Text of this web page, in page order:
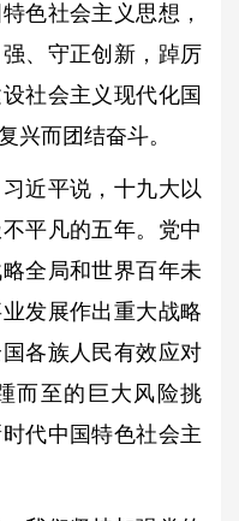
色社会主义思想，
、守正创新，踔厉
社会主义现代化国
兴而团结奋斗。
近平说，十九大以
平凡的五年。党中
全局和世界百年未
发展作出重大战略
各族人民有效应对
而至的巨大风险挑
代中国特色社会主